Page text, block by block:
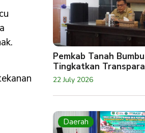
Pemkab Tanah
Tingkatkan
22 July 2026
Daerah